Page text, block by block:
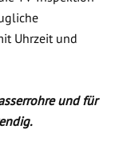
Uhrzeit und
und für